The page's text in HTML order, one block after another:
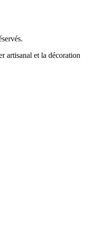
artisanal et la décoration